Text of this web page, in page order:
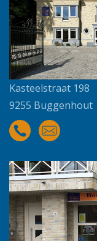
Kasteelstraat 198
9255 Buggenhout